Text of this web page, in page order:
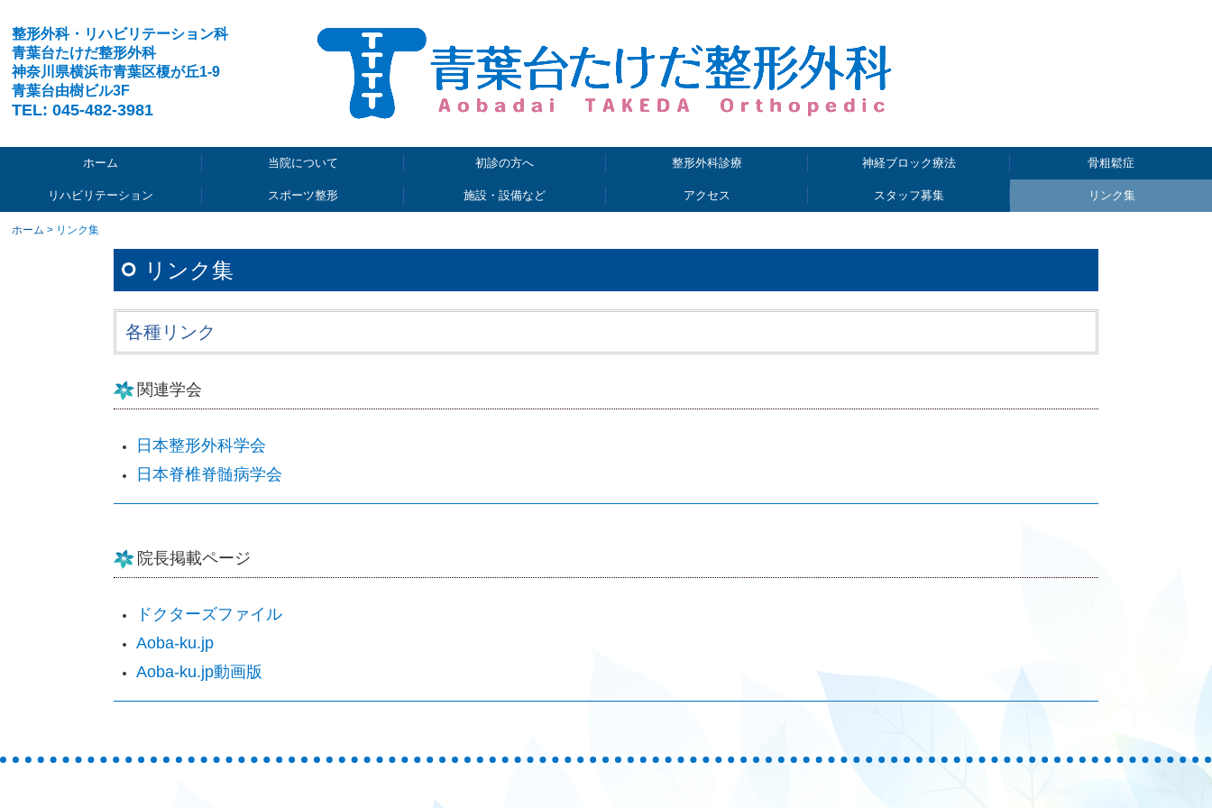
整形外科・リハビリテーション科
青葉台たけだ整形外科
神奈川県横浜市青葉区榎が丘1-9
青葉台由樹ビル3F
TEL:045-482-3981
ホーム 当院について 初診の方へ
ご予約について
整形外科診療 神経ブロック療法 骨粗鬆症
リハビリテーション スポーツ整形 施設・設備など アクセス スタッフ募集 リンク集
ホーム リンク集
リンク集
各種リンク
関連学会
日本整形外科学会
日本脊椎脊髄病学会
院長掲載ページ
ドクターズファイル
Aoba-ku.jp
Aoba-ku.jp動画版